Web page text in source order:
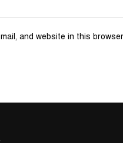
and website in this